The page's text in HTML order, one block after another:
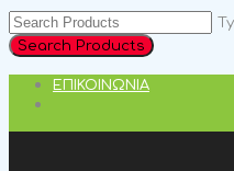
ΕΠΙΚΟΙΝΩΝΊΑ